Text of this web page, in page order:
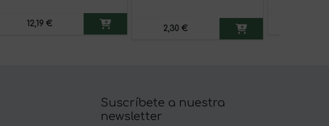
12,19 €
2,30 €
Suscríbete a nuestra
newsletter